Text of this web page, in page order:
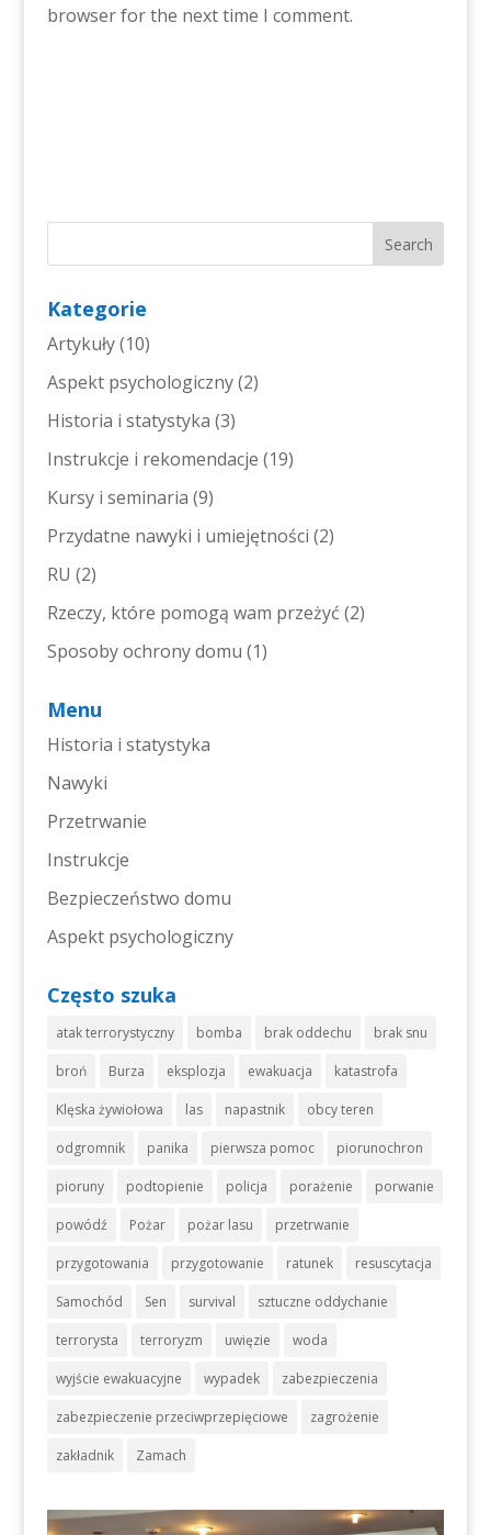
browser for the next time I comment.
Kategorie
Artykuły(10)
Aspekt psychologiczny(2)
Historia i statystyka (3)
Instrukcje i rekomendacje (19)
Kursy i seminaria (9)
Przydatne nawyki i umiejętności (2)
RU (2)
Rzeczy, które pomogą wam przeżyć (2)
Sposoby ochrony domu (1)
Menu
Historia i statystyka
Nawyki
Przetrwanie
Instrukcje
Bezpieczeństwo domu
Aspekt psychologiczny
Często szuka
atak terrorystyczny bomba brak oddechu brak snu
broń Burza eksplozja ewakuacja katastrofa
Klęska żywiołowa las napastnik obcy teren
odgromnik panika pierwsza pomoc piorunochron
pioruny podtopienie policja porażenie porwanie
powódź Pożar pożar lasu przetrwanie
przygotowania przygotowanie ratunek resuscytacja
Samochód Sen survival sztuczne oddychanie
terrorysta terroryzm uwięzie woda
wyjście ewakuacyjne wypadek zabezpieczenia
zabezpieczenie przeciwprzepięciowe zagrożenie
zakładnik Zamach